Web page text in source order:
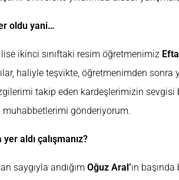
oldu yani…
ikinci sınıftaki resim öğretmenimiz
haliyle teşvikte, öğretmenimden sonra
takip eden kardeşlerimizin
gönderiyorum.
aldı çalışmanız?
saygıyla andığım Oğuz Aral’ın